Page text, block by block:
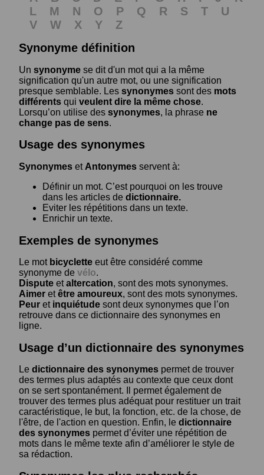
L
M N O P Q R S T
U
V
W X Y
Z
Synonyme définition
Un synonyme se dit d'un mot qui a la même
signification qu'un autre mot, ou une signification
presque semblable. Les synonymes sont des mots
différents qui veulent dire la même chose.
Lorsqu’on utilise des synonymes, la phrase ne
change pas de sens.
Usage des synonymes
Synonymes et Antonymes servent à:
Définir un mot. C’est pourquoi on les trouve
dans les articles de dictionnaire.
Eviter les répétitions dans un texte.
Enrichir un texte.
Exemples de synonymes
Le mot bicyclette eut être considéré comme
synonyme de vélo.
Dispute etaltercation, sont des mots synonymes.
Aimer etêtre amoureux, sont des mots synonymes.
Peur et inquiétude sont deux synonymes que l’on
retrouve dans ce dictionnaire des synonymes en
ligne.
Usage d’un dictionnaire des synonymes
Le dictionnaire des synonymes permet de trouver
des termes plus adaptés au contexte que ceux dont
on se sert spontanément. Il permet également de
trouver des termes plus adéquat pour restituer un trait
caractéristique, le but, la fonction, etc. de la chose, de
l'être, de l'action en question. Enfin, le dictionnaire
des synonymes permet d’éviter une répétition de
mots dans le même texte afin d’améliorer le style de
sa rédaction.